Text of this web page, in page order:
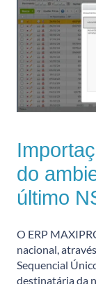
do
último
O ERP
nacional,
Sequencial
destinatária da